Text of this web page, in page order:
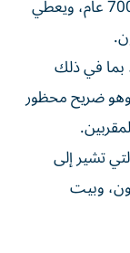
(الزعيم المحلي) موطناً لممثل سلالة عمرها 700 عام، ويعطي
بما في ذلك
ضريح محظور
تشير إلى
وبيت